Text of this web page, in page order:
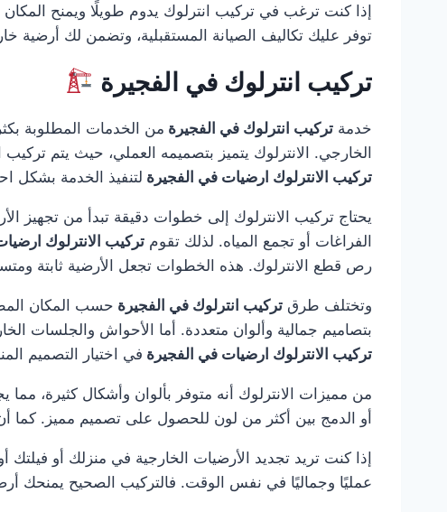
إذا كنت ترغب في تركيب انترلوك يدوم طويلًا ويمنح
توفر عليك تكاليف الصيانة المستقبلية، وتضمن لك أرضية
تركيب انترلوك في الفجيرة
خدمة تركيب انترلوك في الفجيرة من الخدمات المطلوبة
الخارجي. الانترلوك يتميز بتصميمه العملي، حيث يتم
تركيب الانترلوك ارضيات في الفجيرة لتنفيذ الخدمة بشكل
يحتاج تركيب الانترلوك إلى خطوات دقيقة تبدأ من تجهيز
الفراغات أو تجمع المياه. لذلك تقوم تركيب الانترلوك
رص قطع الانترلوك. هذه الخطوات تجعل الأرضية ثابتة
وتختلف طرق تركيب انترلوك في الفجيرة حسب المكان
بتصاميم جمالية وألوان متعددة. أما الأحواش والجلسات
تركيب الانترلوك ارضيات في الفجيرة في اختيار التصميم
من مميزات الانترلوك أنه متوفر بألوان وأشكال كثيرة، مما
أو الدمج بين أكثر من لون للحصول على تصميم مميز. كما أن
إذا كنت تريد تجديد الأرضيات الخارجية في منزلك أو فيلتك
عمليًا وجماليًا في نفس الوقت. فالتركيب الصحيح يمنحك